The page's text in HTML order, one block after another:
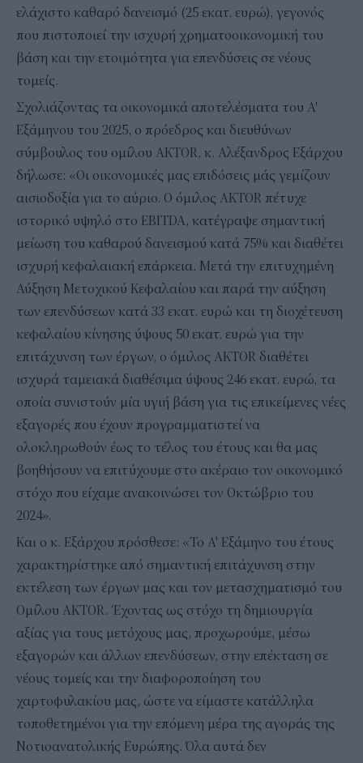
ελάχιστο καθαρό δανεισμό (25 εκατ. ευρώ), γεγονός
που πιστοποιεί την ισχυρή χρηματοοικονομική του
βάση και την ετοιμότητα για επενδύσεις σε νέους
τομείς.
Σχολιάζοντας τα οικονομικά αποτελέσματα του Α'
Εξάμηνου του 2025, ο πρόεδρος και διευθύνων
σύμβουλος του ομίλου AKTOR, κ. Αλέξανδρος Εξάρχου
δήλωσε: «Οι οικονομικές μας επιδόσεις μάς γεμίζουν
αισιοδοξία για το αύριο. Ο όμιλος AKTOR πέτυχε
ιστορικό υψηλό στο EBITDA, κατέγραψε σημαντική
μείωση του καθαρού δανεισμού κατά 75% και διαθέτει
ισχυρή κεφαλαιακή επάρκεια. Μετά την επιτυχημένη
Αύξηση Μετοχικού Κεφαλαίου και παρά την αύξηση
των επενδύσεων κατά 33 εκατ. ευρώ και τη διοχέτευση
κεφαλαίου κίνησης ύψους 50 εκατ. ευρώ για την
επιτάχυνση των έργων, ο όμιλος AKTOR διαθέτει
ισχυρά ταμειακά διαθέσιμα ύψους 246 εκατ. ευρώ, τα
οποία συνιστούν μία υγιή βάση για τις επικείμενες νέες
εξαγορές που έχουν προγραμματιστεί να
ολοκληρωθούν έως το τέλος του έτους και θα μας
βοηθήσουν να επιτύχουμε στο ακέραιο τον οικονομικό
στόχο που είχαμε ανακοινώσει τον Οκτώβριο του
2024».
Και ο κ. Εξάρχου πρόσθεσε: «Το Α' Εξάμηνο του έτους
χαρακτηρίστηκε από σημαντική επιτάχυνση στην
εκτέλεση των έργων μας και τον μετασχηματισμό του
Ομίλου AKTOR. Έχοντας ως στόχο τη δημιουργία
αξίας για τους μετόχους μας, προχωρούμε, μέσω
εξαγορών και άλλων επενδύσεων, στην επέκταση σε
νέους τομείς και την διαφοροποίηση του
χαρτοφυλακίου μας, ώστε να είμαστε κατάλληλα
τοποθετημένοι για την επόμενη μέρα της αγοράς της
Νοτιοανατολικής Ευρώπης. Όλα αυτά δεν